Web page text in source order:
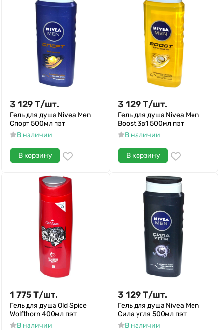
3 129Т/шт.
Гель для душа Nivea Men
Спорт 500мл пэт
В наличии
В корзину
3 129Т/шт.
Гель для душа Nivea Men
Boost 3в1 500мл пэт
В наличии
В корзину
1 775Т/шт.
Гель для душа Old Spice
Wolfthorn 400мл пэт
В наличии
3 129Т/шт.
Гель для душа Nivea Men
Сила угля 500мл пэт
В наличии